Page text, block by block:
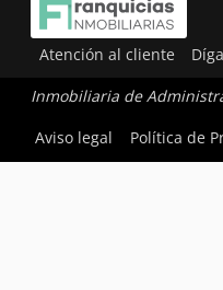
Atención al cliente
Inmobiliaria de
Aviso legal
Política de